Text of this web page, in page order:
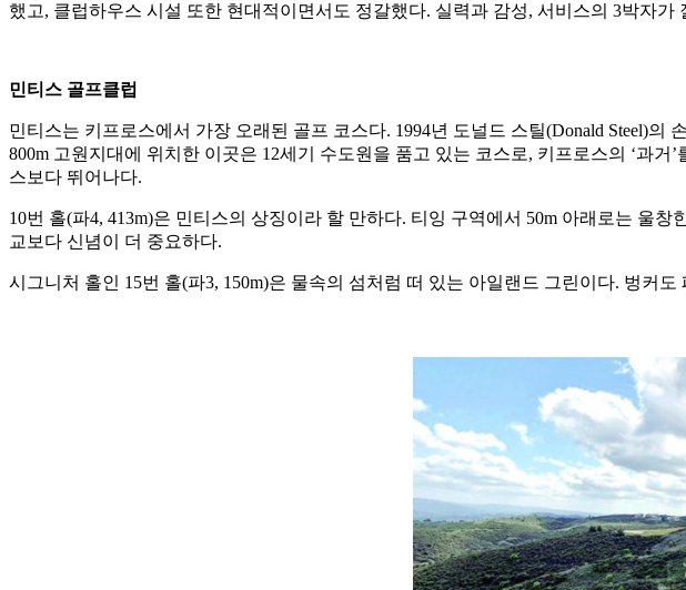
했고, 클럽하우스 시설 또한 현대적이면서도 정갈했다. 실력과 감성, 서비스의 3박자가
민티스 골프클럽
민티스는 키프로스에서 가장 오래된 골프 코스다. 1994년 도널드 스틸(Donald Steel)
800m 고원지대에 위치한 이곳은 12세기 수도원을 품고 있는 코스로, 키프로스의 ‘과
스보다 뛰어나다.
10번 홀(파4, 413m)은 민티스의 상징이라 할 만하다. 티잉 구역에서 50m 아래로는 울
교보다 신념이 더 중요하다.
시그니처 홀인 15번 홀(파3, 150m)은 물속의 섬처럼 떠 있는 아일랜드 그린이다. 벙커